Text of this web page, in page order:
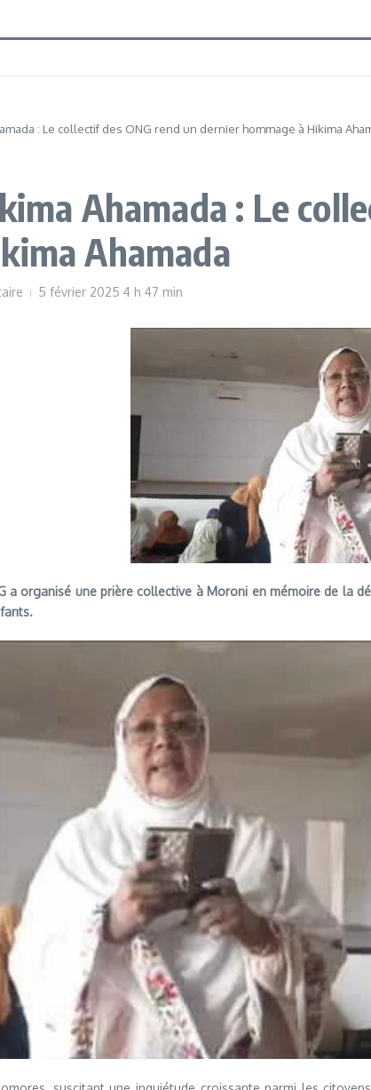
: Le collectif des ONG rend un dernier hommage à Hikima
Ahamada : Le
Ahamada
5 février 2025 4 h 47 min
a organisé une prière collective à Moroni en mémoire de la